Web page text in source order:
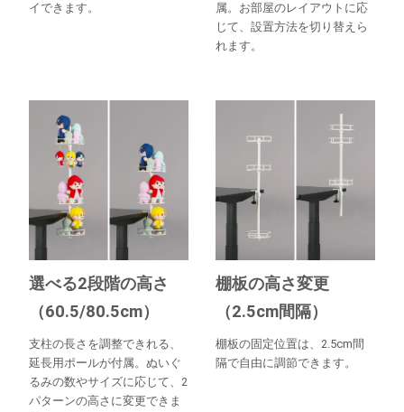
イできます。
属。お部屋のレイアウトに応
じて、設置方法を切り替えら
れます。
選べる2段階の高さ
（60.5/80.5cm）
支柱の長さを調整できれる、
延長用ポールが付属。ぬいぐ
るみの数やサイズに応じて、2
パターンの高さに変更できま
棚板の高さ変更
（2.5cm間隔）
棚板の固定位置は、2.5cm間
隔で自由に調節できます。